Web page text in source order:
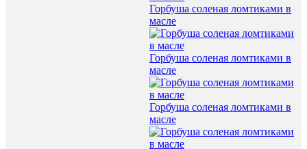
Горбуша соленая ломтиками в
масле
Горбуша соленая ломтиками в
масле
Горбуша соленая ломтиками в
масле